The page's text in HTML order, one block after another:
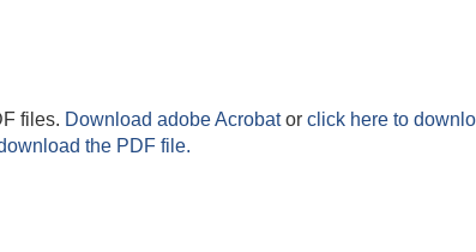
files. Download adobe Acrobator click here to
the PDF file.